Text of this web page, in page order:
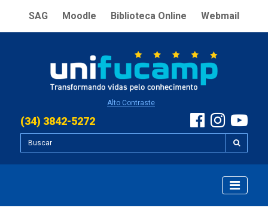
SAG Moodle Biblioteca Online Webmail
Alto Contraste
(34) 3842-5272